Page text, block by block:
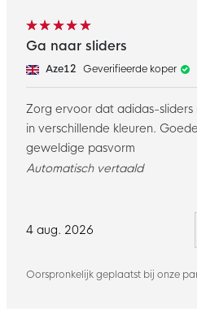
4 aug. 2026
Oorspronkelijk geplaatst bij onze
Ga naar sliders
Aze12 Geverifieerde koper
Zorg ervoor dat adidas-
in verschillende kleuren.
geweldige pasvorm
Automatisch vertaald